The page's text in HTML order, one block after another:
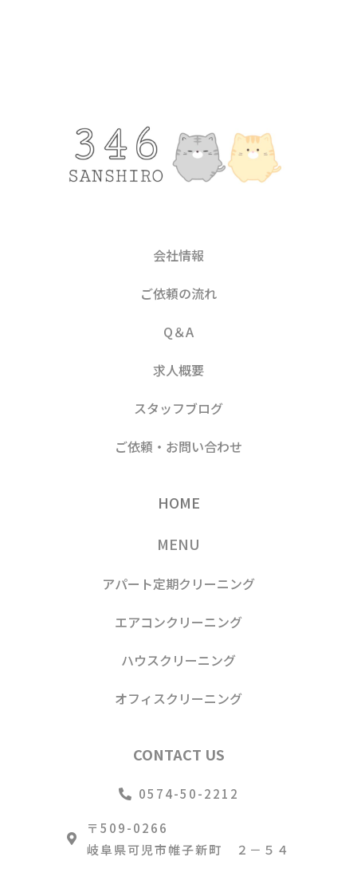
会社情報
ご依頼の流れ
Q＆A
求人概要
スタッフブログ
ご依頼・お問い合わせ
HOME
MENU
アパート定期クリーニング
エアコンクリーニング
ハウスクリーニング
オフィスクリーニング
CONTACT US
0574-50-2212
〒509-0266
岐阜県可児市帷子新町 ２－５４